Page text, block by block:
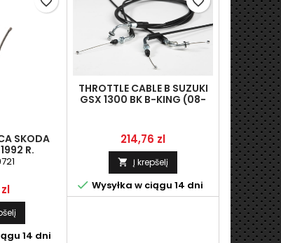
SKODA
R.
14 dni
THROTTLE CABLE B SUZUKI
GSX 1300 BK B-KING (08-
Kaina
214,76 zl
 Į krepšelį
 Wysyłka w ciągu 14 dni
LINKA

